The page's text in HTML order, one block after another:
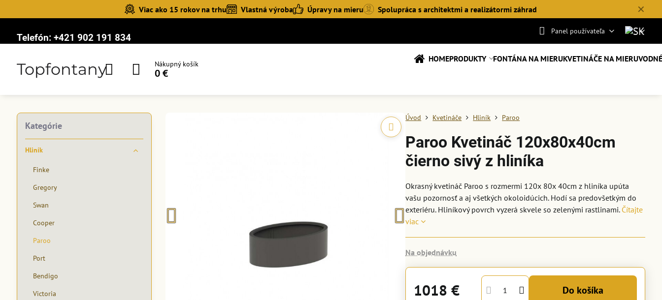
✕
Viac ako 15 rokov na trhu Vlastná výroba Úpravy na mieru Spolupráca s architektmi a realizátormi záhrad
Telefón: +421 902 191 834
Panel používateľa
Topfontany Nákupný košík
0 €
HOMEPRODUKTY FONTÁNA NA MIERUKVETINÁČE NA MIERU
Úvod Kvetináče Hliník Paroo
Paroo Kvetináč 120x80x40cm
čierno sivý z hliníka
Okrasný kvetináč Paroo s rozmermi 120x 80x 40cm z hliníka upúta
vašu pozornosť a aj všetkých okoloidúcich. Hodí sa predovšetkým do
exteriéru. Hliníkový povrch vyzerá skvele so zelenými rastlinami. Čítajte
viac
Na objednávku
1018 € Do košíka
Kategórie
Hliník
Finke
Gregory
Swan
Cooper
Paroo
Port
Bendigo
Victoria